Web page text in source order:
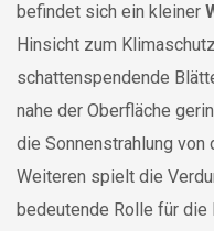
befindet sich ein kleiner
Hinsicht zum
schattenspendende
nahe der Oberfläche
die Sonnenstrahlung von
Weiteren spielt die
bedeutende Rolle für die